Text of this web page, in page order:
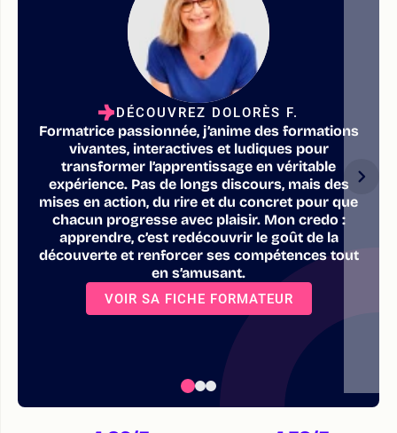
DÉCOUVREZ DOLORÈS F.
Formatrice passionnée, j’anime des formations
vivantes, interactives et ludiques pour
transformer l’apprentissage en véritable
expérience. Pas de longs discours, mais des
mises en action, du rire et du concret pour que
chacun progresse avec plaisir. Mon credo :
apprendre, c’est redécouvrir le goût de la
découverte et renforcer ses compétences tout
en s’amusant.
VOIR SA FICHE FORMATEUR